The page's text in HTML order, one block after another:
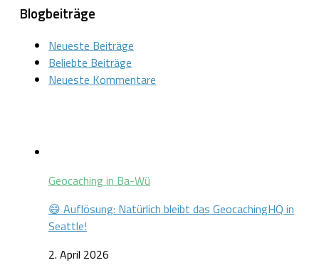
Blogbeiträge
Neueste Beiträge
Beliebte Beiträge
Neueste Kommentare
Geocaching in Ba-Wü
😄 Auflösung: Natürlich bleibt das GeocachingHQ in
Seattle!
2. April 2026